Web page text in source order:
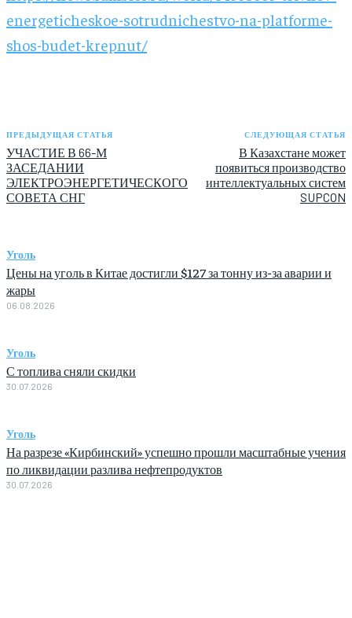
energeticheskoe-sotrudnichestvo-na-platforme-
shos-budet-krepnut/
ПРЕДЫДУЩАЯ СТАТЬЯ
УЧАСТИЕ В 66-М
ЗАСЕДАНИИ
ЭЛЕКТРОЭНЕРГЕТИЧЕСКОГО
СОВЕТА СНГ
СЛЕДУЮЩАЯ СТАТЬЯ
В Казахстане может
появиться производство
интеллектуальных систем
SUPCON
Уголь
Цены на уголь в Китае достигли $127 за тонну из-за аварии и
жары
06.08.2026
Уголь
С топлива сняли скидки
30.07.2026
Уголь
На разрезе «Кирбинский» успешно прошли масштабные учения
по ликвидации разлива нефтепродуктов
30.07.2026